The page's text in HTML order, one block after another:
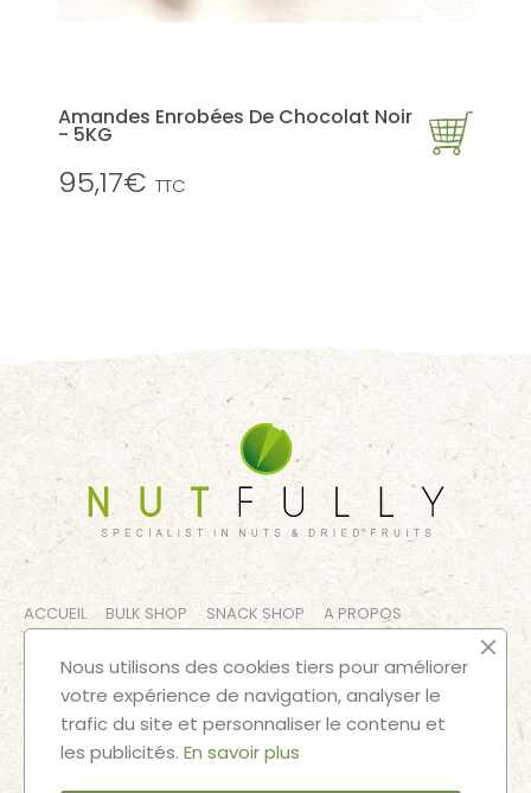
Amandes Enrobées De Chocolat Noir
- 5KG
95,17€ TTC
ACCUEIL BULK SHOP SNACK SHOP
A PROPOS
CONTACT
SUIVEZ NOS AVENTURES
Nous utilisons des cookies tiers pour améliorer
votre expérience de navigation, analyser le
trafic du site et personnaliser le contenu et
les publicités. En savoir plus